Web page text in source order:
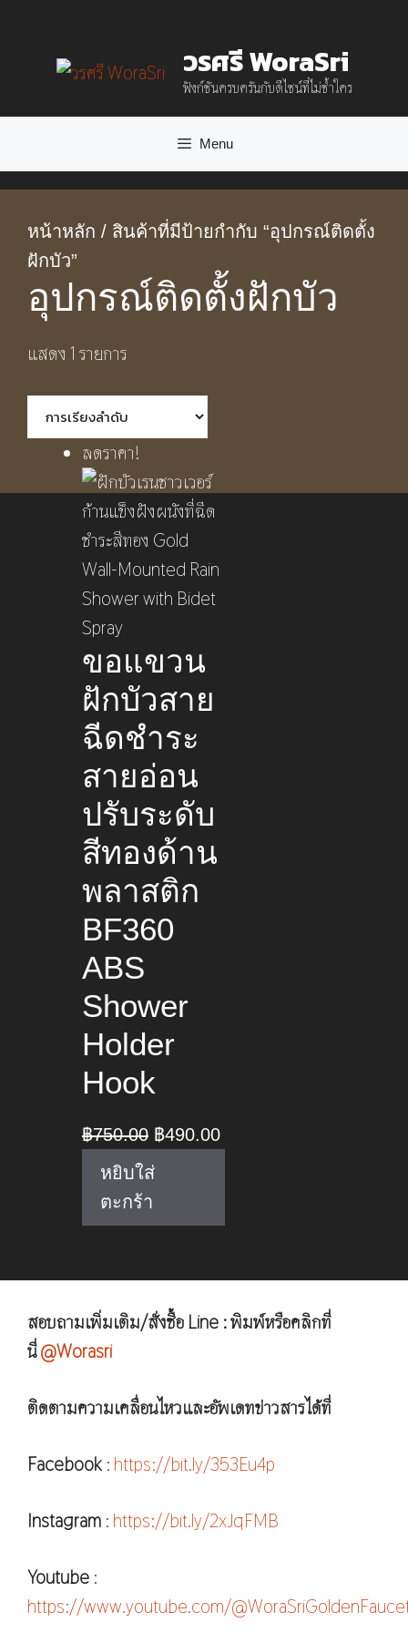
วรศรี WoraSri
ฟังก์ชันครบครันกับดีไซน์ที่ไม่ซ้ำใคร
Menu
หน้าหลัก / สินค้าที่มีป้ายกำกับ “อุปกรณ์ติดตั้ง
ฝักบัว”
อุปกรณ์ติดตั้งฝักบัว
แสดง 1 รายการ
ลดราคา!
ขอแขวน
ฝักบัวสาย
ฉีดชำระ
สายอ่อน
ปรับระดับ
สีทองด้าน
พลาสติก
BF360
ABS
Shower
Holder
Hook
฿750.00 Original
price
฿750.00.
฿490.00Current
฿490.00.
หยิบใส่
ตะกร้า
สอบถามเพิ่มเติม/สั่งซื้อ Line : พิมพ์หรือคลิกที่
นี่@Worasri
ติดตามความเคลื่อนไหวและอัพเดทข่าวสารได้ที่
Facebook : https://bit.ly/353Eu4p
Instagram : https://bit.ly/2xJqFMB
Youtube :
https://www.youtube.com/